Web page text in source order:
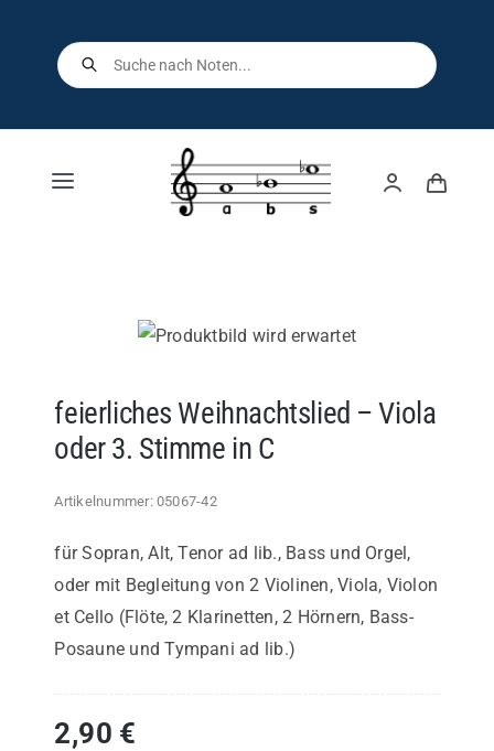
content
Products
search
Toggle
Kontakt
feierliches Weihnachtslied – Viola
oder 3. Stimme in C
Artikelnummer: 05067-42
für Sopran, Alt, Tenor ad lib., Bass und Orgel,
oder mit Begleitung von 2 Violinen, Viola, Violon
et Cello (Flöte, 2 Klarinetten, 2 Hörnern, Bass-
Posaune und Tympani ad lib.)
2,90 €